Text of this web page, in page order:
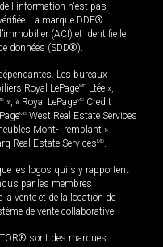
l'information n'est pas
La marque DDF®
(ACI) et identifie le
données (SDD®).
Les bureaux
Royal LePageMD Ltée »,
», « Royal LePageMD Credit
MD West Real Estate Services
Mont-Tremblant »
Real Estate ServicesMD.
les logos qui s'y rapportent
par les membres
la vente et de la location de
de vente collaborative.
sont des marques